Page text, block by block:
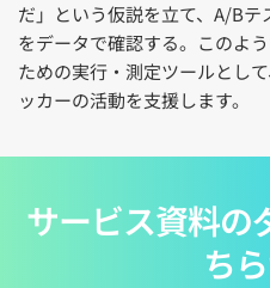
だ」という仮説を立て、A/B
をデータで確認する。このよ
ための実行・測定ツールとし
ッカーの活動を支援します。
サービス資料の
ち